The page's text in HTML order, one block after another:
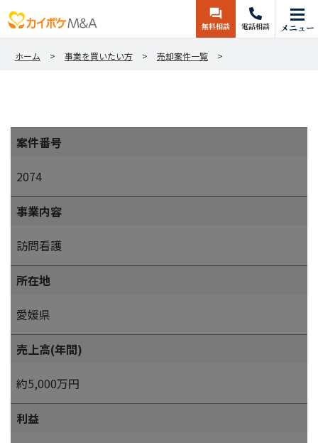
無料相談 電話相談 メニュー
ホーム 事業を買いたい方 売却案件一覧
案件番号
2074
事業内容
訪問看護
所在地
愛媛県
売上高(年間)
約5,000万円
利益